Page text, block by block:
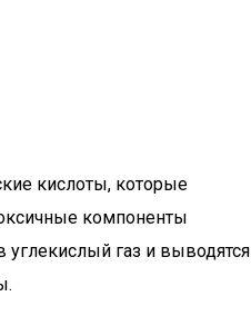
кислоты, которые
компоненты
газ и выводятся